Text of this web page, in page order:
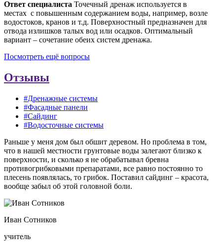
Ответ специалиста Точечный дренаж используется в
местах с повышенным содержанием воды, например, возле
водостоков, кранов и т.д. Поверхностный предназначен для
отвода излишков талых вод или осадков. Оптимальный
вариант – сочетание обеих систем дренажа.
Посмотреть ещё вопросы
Отзывы
#Дренажные системы
#Фасадные панели
#Сайдинг
#Водосточные системы
Раньше у меня дом был обшит деревом. Но проблема в том,
что в нашей местности грунтовые воды залегают близко к
поверхности, и сколько я не обрабатывал бревна
противогрибковыми препаратами, все равно постоянно то
плесень появлялась, то грибок. Поставил сайдинг – красота,
вообще забыл об этой головной боли.
Иван Сотников
учитель